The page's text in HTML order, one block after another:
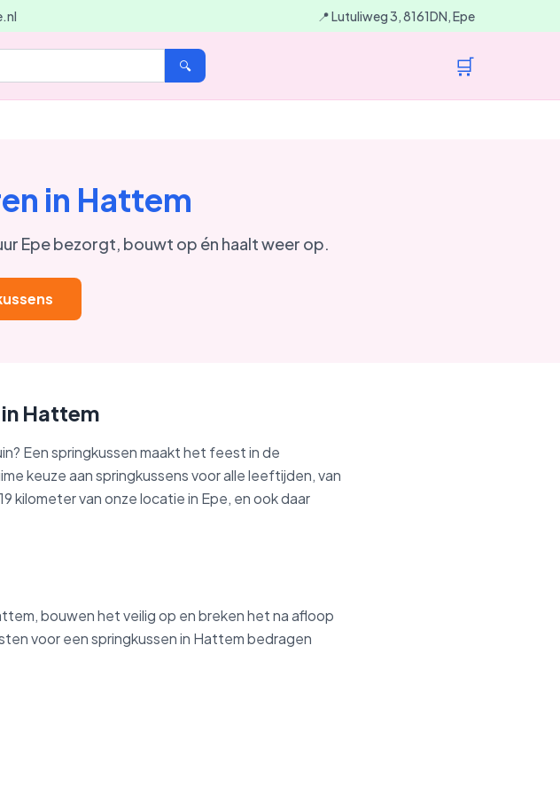
📍 Lutuliweg 3, 8161DN, Epe
🔍 🛒
in Hattem
Epe bezorgt, bouwt op én haalt weer op.
Hattem
Een springkussen maakt het feest in de
keuze aan springkussens voor alle leeftijden, van
van onze locatie in Epe, en ook daar
bouwen het veilig op en breken het na afloop
voor een springkussen in Hattem bedragen